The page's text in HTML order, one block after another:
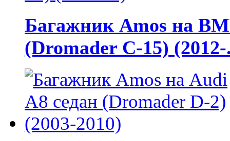
Багажник Amos на
(Dromader C-15)